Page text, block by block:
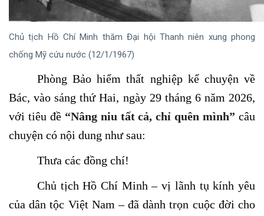
Chủ tịch Hồ Chí Minh thăm Đại hội Thanh niên xung phong
chống Mỹ cứu nước (12/1/1967)
Phòng Bảo hiểm thất nghiệp kể chuyện về
Bác, vào sáng thứ Hai, ngày 29 tháng 6 năm 2026,
với tiêu đề “Nâng niu tất cả, chỉ quên mình” câu
chuyện có nội dung như sau:
Thưa các đồng chí!
Chủ tịch Hồ Chí Minh – vị lãnh tụ kính yêu
của dân tộc Việt Nam – đã dành trọn cuộc đời cho